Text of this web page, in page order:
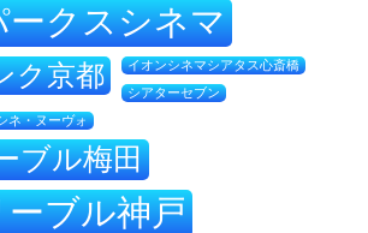
ークスシネマ
ク京都 イオンシネマシアタス心斎橋
シアターセブン
ネ・ヌーヴォ
ブル梅田
ブル神戸